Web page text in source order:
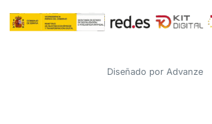
Diseñado por Advanze